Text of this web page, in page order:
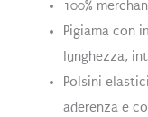
100%
Pigiama con
lunghezza,
Polsini
aderenza e